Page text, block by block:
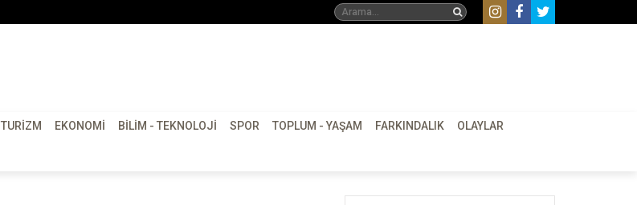
TURIZM EKONOMI BILIM - TEKNOLOJI SPOR TOPLUM - YAŞAM FARKINDALIK OLAYLAR